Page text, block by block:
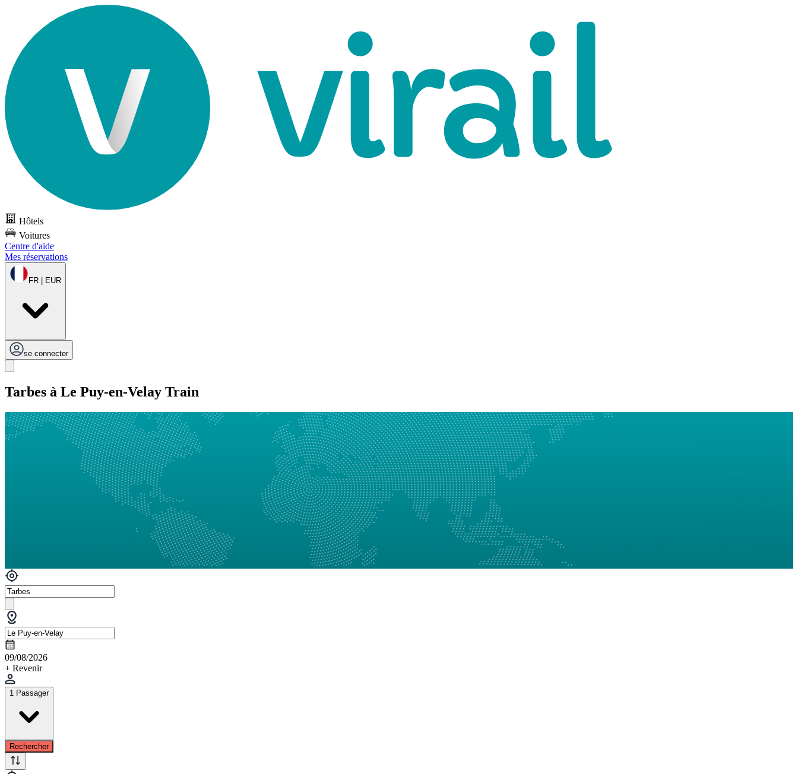
Hôtels
Voitures
Centre d'aide
Mes réservations
FR | EUR
se connecter
Tarbes à Le Puy-en-Velay Train
09/08/2026
+ Revenir
1 Passager
Rechercher